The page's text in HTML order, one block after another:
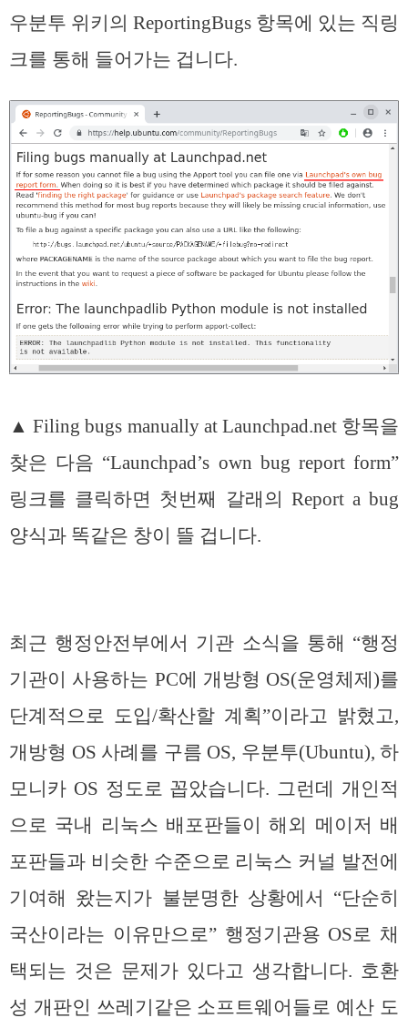
우분투 위키의 ReportingBugs 항목에 있는 직링
크를 통해 들어가는 겁니다.
▲ Filing bugs manually at Launchpad.net 항목을
찾은 다음 “Launchpad’s own bug report form”
링크를 클릭하면 첫번째 갈래의 Report a bug
양식과 똑같은 창이 뜰 겁니다.
최근 행정안전부에서 기관 소식을 통해 “행정
기관이 사용하는 PC에 개방형 OS(운영체제)를
단계적으로 도입/확산할 계획”이라고 밝혔고,
개방형 OS 사례를 구름 OS, 우분투(Ubuntu), 하
모니카 OS 정도로 꼽았습니다. 그런데 개인적
으로 국내 리눅스 배포판들이 해외 메이저 배
포판들과 비슷한 수준으로 리눅스 커널 발전에
기여해 왔는지가 불분명한 상황에서 “단순히
국산이라는 이유만으로” 행정기관용 OS로 채
택되는 것은 문제가 있다고 생각합니다. 호환
성 개판인 쓰레기같은 소프트웨어들로 예산 도